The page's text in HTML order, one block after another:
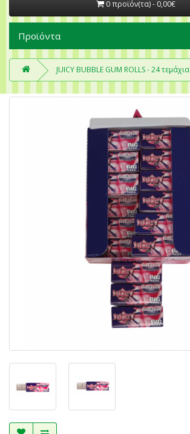
0 προϊόν(τα) - 0,00€
Προϊόντα
JUICY BUBBLE GUM ROLLS - 24 τεμάχια